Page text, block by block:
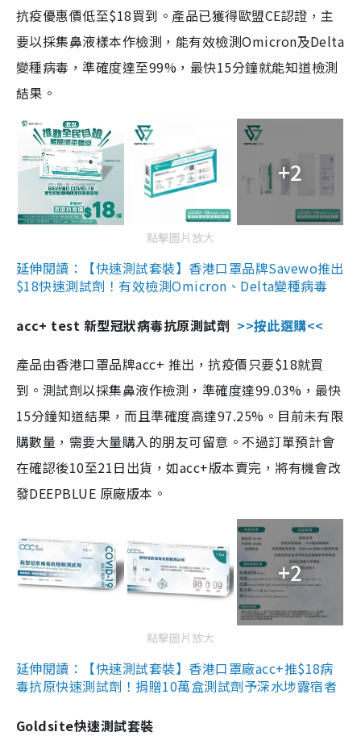
抗疫優惠價低至$18買到。產品已獲得歐盟CE認證，主
要以採集鼻液樣本作檢測，能有效檢測Omicron及Delta
變種病毒，準確度達至99%，最快15分鐘就能知道檢測
結果。
+2
點擊圖片放大
延伸閱讀：【快速測試套裝】香港口罩品牌Savewo推出
$18快速測試劑！有效檢測Omicron、Delta變種病毒
acc+ test 新型冠狀病毒抗原測試劑 >>按此選購<<
產品由香港口罩品牌acc+ 推出，抗疫價只要$18就買
到。測試劑以採集鼻液作檢測，準確度達99.03%，最快
15分鐘知道結果，而且準確度高達97.25%。目前未有限
購數量，需要大量購入的朋友可留意。不過訂單預計會
在確認後10至21日出貨，如acc+版本賣完，將有機會改
發DEEPBLUE 原廠版本。
+2
點擊圖片放大
延伸閱讀：【快速測試套裝】香港口罩廠acc+推$18病
毒抗原快速測試劑！捐贈10萬盒測試劑予深水埗露宿者
Goldsite快速測試套裝